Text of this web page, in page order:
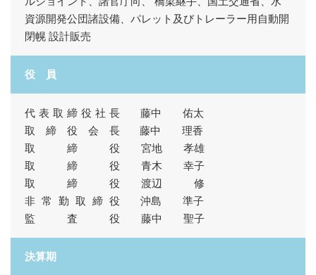
資源開発公団諸設備、パレット及びトレーラー用自動開
閉幌 設計販売
役 員
代表取締役社長
藤中 佑太
取締役会長
藤中 理香
取 締 役 宮地 孝雄
取 締 役 青木 幸子
取 締 役 渡辺 修
非常勤取締役
沖島 準子
監 査 役 藤中 聖子
決算期